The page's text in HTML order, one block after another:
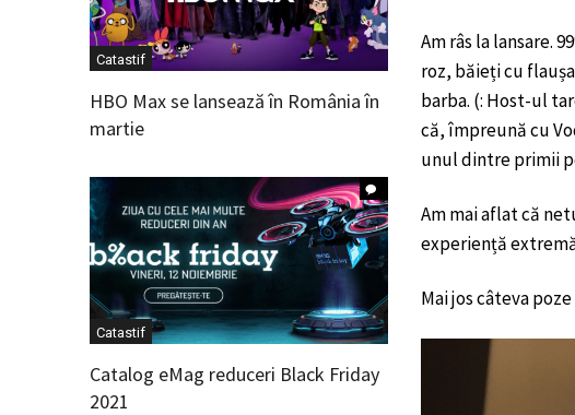
Am râs la lansare.
roz, băieți cu
barba. (: Host-ul
că, împreună cu
unul dintre primii
Am mai aflat că
experiență
Mai jos câteva
Catastif
HBO Max se lansează în România în
martie
Catastif
Catalog eMag reduceri Black Friday
2021